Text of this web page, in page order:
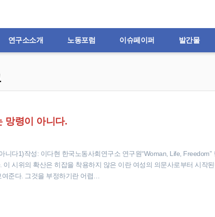
연구소소개 노동포럼 이슈페이퍼 발간물
망령이 아니다.
니다​1)작성: 이다현 한국노동사회연구소 연구원“Woman, Life, Freedom”
이 시위의 확산은 히잡을 착용하지 않은 이란 여성의 의문사로부터 시작
준다. 그것을 부정하기란 어렵…